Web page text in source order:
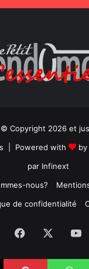
Copyright 2026 et
| Powered with
by
par Infinext
nous?
de confidentialité
RSS Facebook